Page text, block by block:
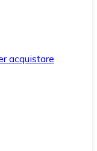
acquistare